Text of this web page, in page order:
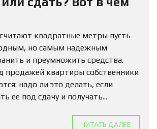
квадратные метры пусть
но самым надежным
и преумножить средства.
продажей квартиры собственники
надо ли это делать, если
ее под сдачу и получать...
ЧИТАТЬ ДАЛЕЕ